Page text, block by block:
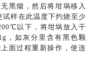
黑烟，然后将坩埚移入
样在此温度下灼烧至少
以下，将坩埚放入干
，如灰分里含有黑色颗
面过程重新操作，使连